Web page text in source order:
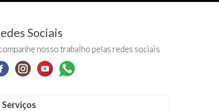
Sociais
nosso trabalho pelas redes sociais
Serviços